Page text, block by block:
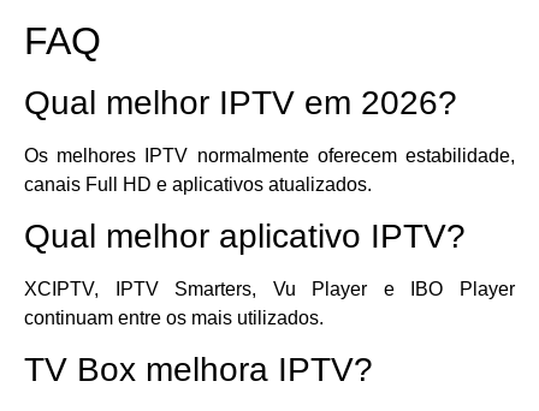
FAQ
Qual melhor IPTV em 2026?
Os melhores IPTV normalmente oferecem estabilidade,
canais Full HD e aplicativos atualizados.
Qual melhor aplicativo IPTV?
XCIPTV, IPTV Smarters, Vu Player e IBO Player
continuam entre os mais utilizados.
TV Box melhora IPTV?